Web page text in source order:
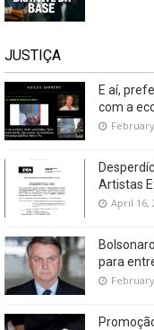
JUSTIÇA
E aí,
com a
Artistas
April 16,
para